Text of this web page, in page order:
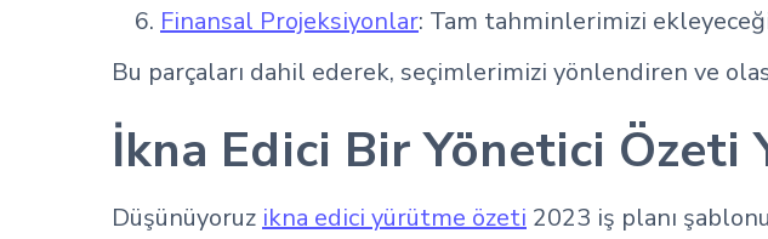
Finansal Projeksiyonlar: Tam tahminlerimizi
Bu parçaları dahil ederek, seçimlerimizi yönlendiren ve
İkna Edici Bir Yönetici Özeti
Düşünüyoruz ikna edici yürütme özeti 2023 iş planı